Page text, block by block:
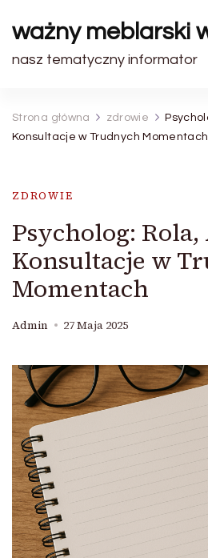
ważny meblarski
nasz tematyczny informator
Strona główna zdrowie
Konsultacje w Trudnych Momentach
ZDROWIE
Psycholog: Rola,
Konsultacje w
Momentach
Admin 27 Maja 2025